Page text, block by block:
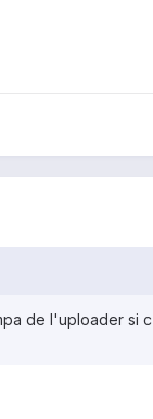
de l'uploader si